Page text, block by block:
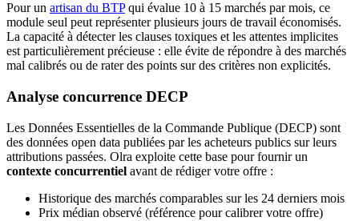
Pour un artisan du BTPqui évalue 10 à 15 marchés par mois, ce
module seul peut représenter plusieurs jours de travail économisés.
La capacité à détecter les clauses toxiques et les attentes implicites
est particulièrement précieuse : elle évite de répondre à des marchés
mal calibrés ou de rater des points sur des critères non explicités.
Analyse concurrence DECP
Les Données Essentielles de la Commande Publique (DECP) sont
des données open data publiées par les acheteurs publics sur leurs
attributions passées. Olra exploite cette base pour fournir un
contexte concurrentiel avant de rédiger votre offre :
Historique des marchés comparables sur les 24 derniers mois
Prix médian observé (référence pour calibrer votre offre)